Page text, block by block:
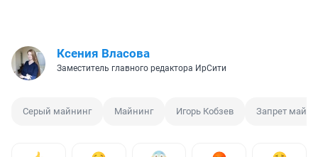
Ксения Власова
Заместитель главного редактора ИрСити
Серый майнинг Майнинг Игорь Кобзев Запрет